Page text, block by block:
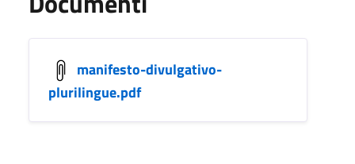
manifesto-divulgativo-
plurilingue.pdf